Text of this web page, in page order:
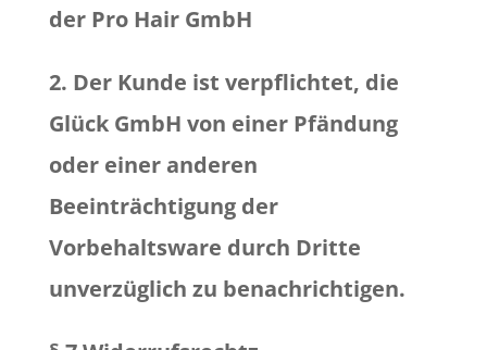
der Pro Hair GmbH
2. Der Kunde ist verpflichtet, die
Glück GmbH von einer Pfändung
oder einer anderen
Beeinträchtigung der
Vorbehaltsware durch Dritte
unverzüglich zu benachrichtigen.